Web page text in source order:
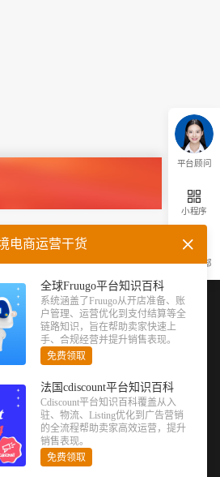
平台顾问
小程序
返回顶部
业微信 官方公众号
电商运营干货
全球Fruugo平台知识百科
系统涵盖了Fruugo从开店准备、账
户管理、运营优化到支付结算等全
链路知识，旨在帮助卖家快速上
手、合规经营并提升销售表现。
免费领取
法国cdiscount平台知识百科
Cdiscount平台知识百科覆盖从入
驻、物流、Listing优化到广告营销
的全流程帮助卖家高效运营，提升
销售表现。
免费领取